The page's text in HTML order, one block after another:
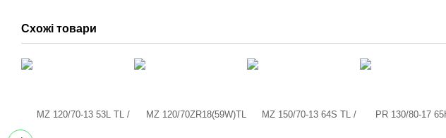
Схожі товари